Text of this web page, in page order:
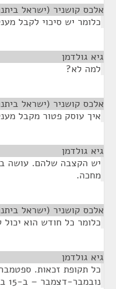
אלכס קושניר (ישראל
כלומר יש סיכוי לקבל
גיא גולדמן
למה לא?
אלכס קושניר (ישראל
איך עוסק פטור מקבל
גיא גולדמן
יש הקצבה שלהם. עושה
מחכה.
אלכס קושניר (ישראל
כלומר כל חודש הוא
גיא גולדמן
נובמבר-דצמבר – ב-15 בינואר. כמו כולם.